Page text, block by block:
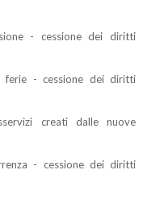
- cessione dei diritti
ferie - cessione dei diritti
creati dalle nuove
- cessione dei diritti